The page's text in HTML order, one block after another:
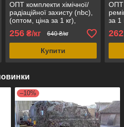
ОПТ комплекти хімічної/
радіаційної захисту (nbc),
(оптом, ціна за 1 кг),
ҐАТУНОК 1, оригінал
Італія
256₴/кг 640 ₴/кг
Купити
ОПТ
за 1
–10%